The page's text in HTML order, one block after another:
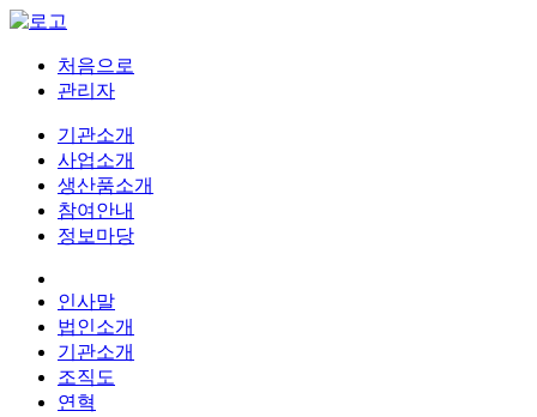
처음으로
관리자
기관소개
사업소개
생산품소개
참여안내
정보마당
인사말
법인소개
기관소개
조직도
연혁